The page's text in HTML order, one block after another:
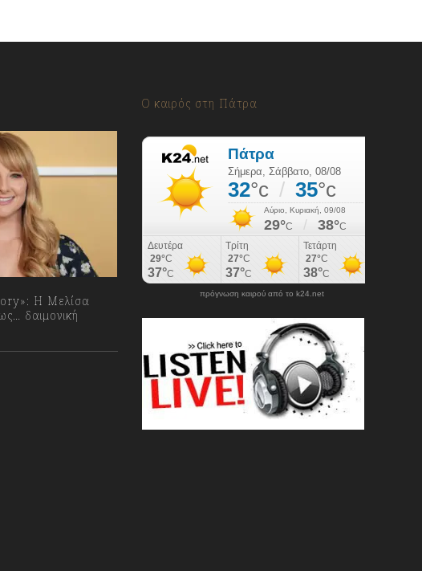
Η Μελίσα
δαιμονική
Ο καιρός στη Πάτρα
πρόγνωση καιρού από το k24.net